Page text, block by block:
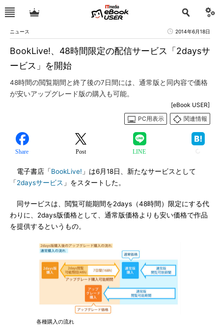
ニュース 2014年6月18日
BookLive!、48時間限定の配信サービス「2daysサ
ービス」を開始
48時間の閲覧期間と終了後の7日間には、通常版と同内容で価格
が安いアップグレード版の購入も可能。
[eBook USER]
PC用表示
関連情報
Share Post LINE
電子書店「BookLive! 」は6月18日、新たなサービスとして
「2daysサービス 」をスタートした。
同サービスは、閲覧可能期間を2days（48時間）限定にする代
わりに、2days版価格として、通常版価格よりも安い価格で作品
を提供するというもの。
各種購入の流れ